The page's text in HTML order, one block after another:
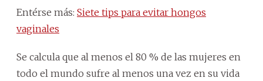
Entérse más: Siete tips para evitar hongos
vaginales
Se calcula que al menos el 80 % de las mujeres en
todo el mundo sufre al menos una vez en su vida